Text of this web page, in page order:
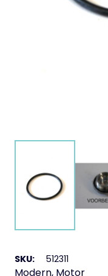
SKU: 512311
Modern, Motor